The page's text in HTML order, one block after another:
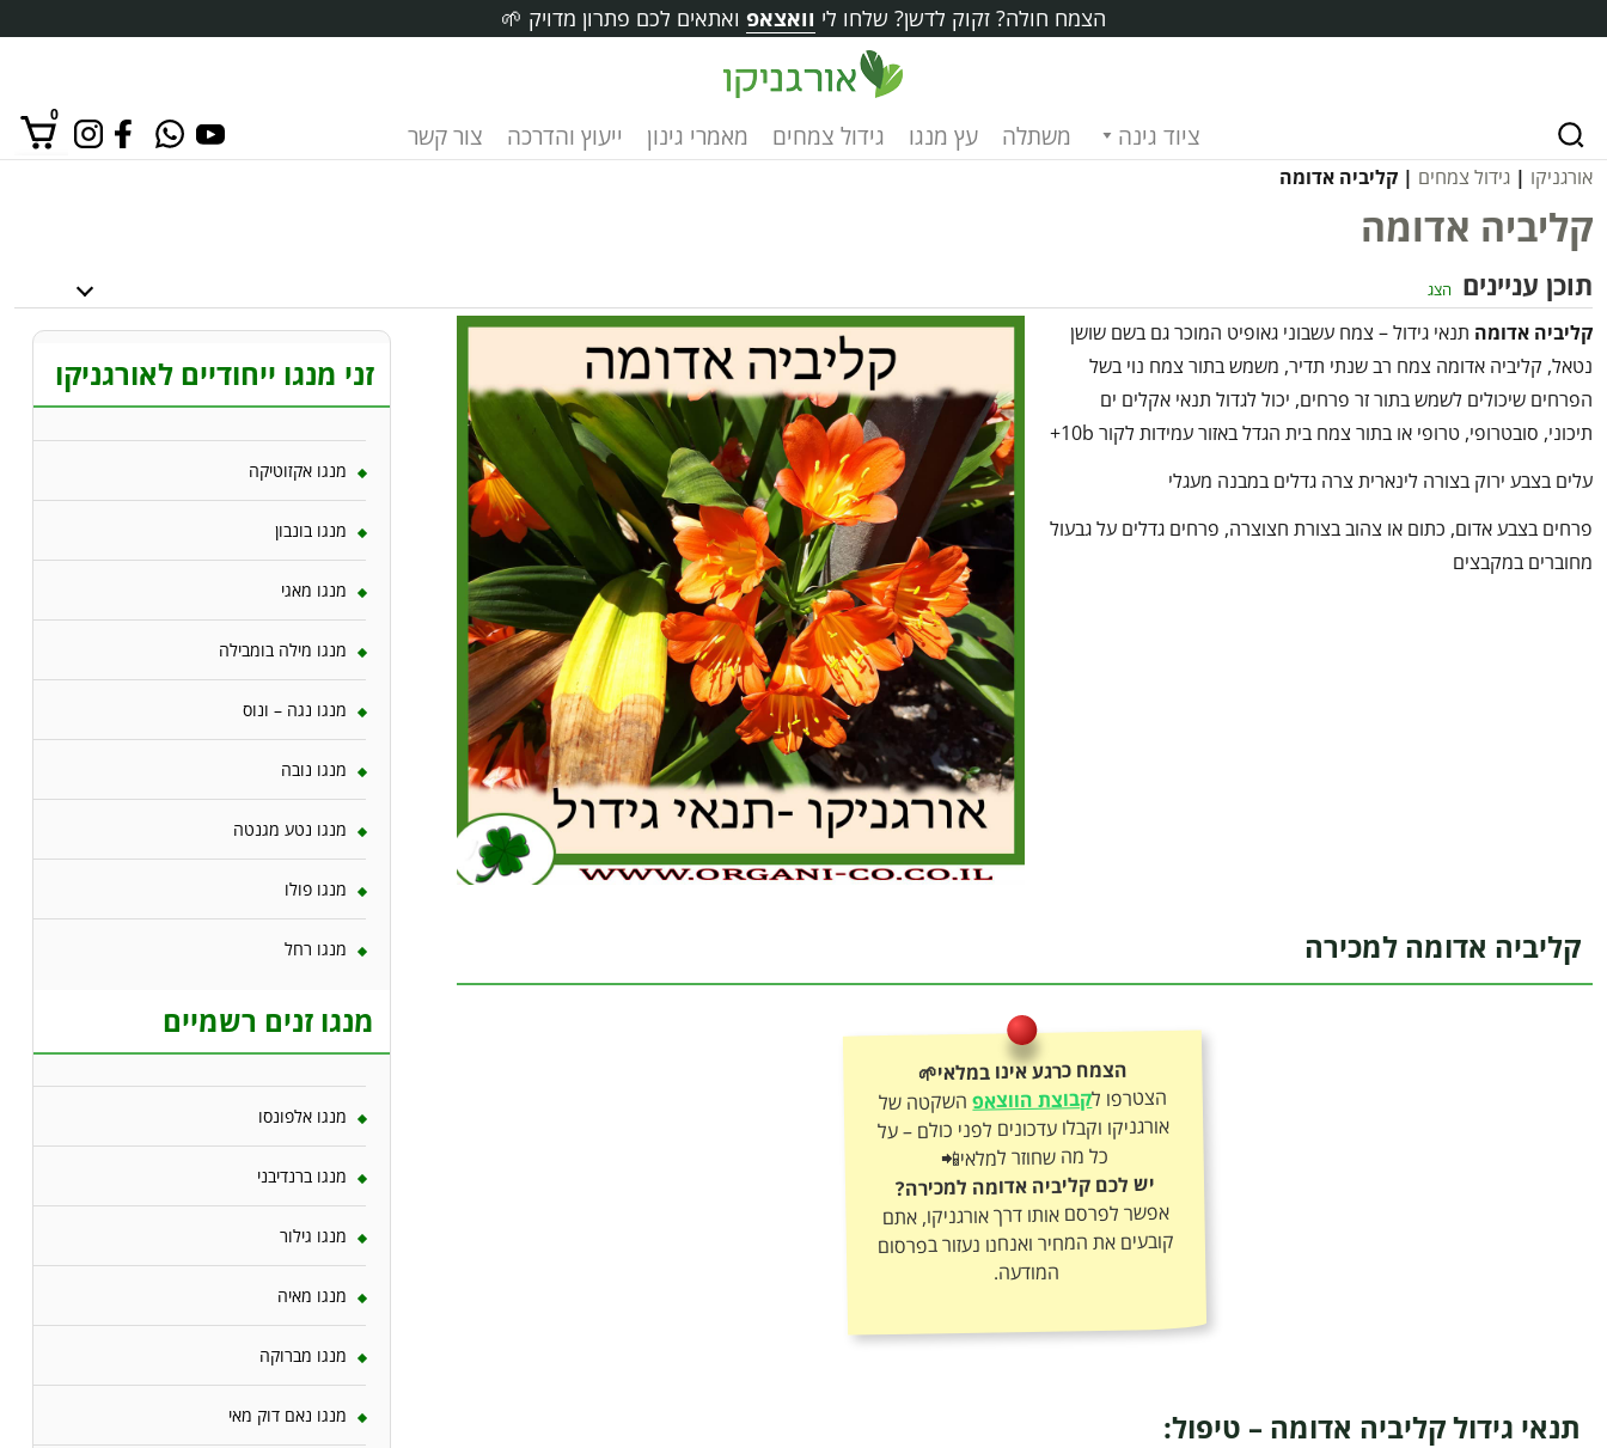
הצמח חולה? זקוק לדשן? שלחו לי וואצאפ ואתאים לכם פתרון מדויק 🌱
ציוד גינה משתלה עץ מנגו גידול צמחים מאמרי גינון ייעוץ והדרכה צור קשר
0
אורגניקו | גידול צמחים | קליביה אדומה
קליביה אדומה
תוכן עניינים הצג
קליביה אדומה תנאי גידול – צמח עשבוני גאופיט המוכר גם בשם שושן
נטאל, קליביה אדומה צמח רב שנתי תדיר, משמש בתור צמח נוי בשל
הפרחים שיכולים לשמש בתור זר פרחים, יכול לגדול תנאי אקלים ים
תיכוני, סובטרופי, טרופי או בתור צמח בית הגדל באזור עמידות לקור 10b+
עלים בצבע ירוק בצורה לינארית צרה גדלים במבנה מעגלי
פרחים בצבע אדום, כתום או צהוב בצורת חצוצרה, פרחים גדלים על גבעול
מחוברים במקבצים
קליביה אדומה למכירה
הצמח כרגע אינו במלאי🌱
הצטרפו לקבוצת הווצאפהשקטה של
אורגניקו וקבלו עדכונים לפני כולם – על
כל מה שחוזר למלאי📲
יש לכם קליביה אדומה למכירה?
אפשר לפרסם אותו דרך אורגניקו, אתם
קובעים את המחיר ואנחנו נעזור בפרסום
המודעה.
תנאי גידול קליביה אדומה – טיפול:
זני מנגו ייחודיים לאורגניקו
מנגו אקזוטיקה
מנגו בונבון
מנגו מאגי
מנגו מילה בומבילה
מנגו נגה – ונוס
מנגו נובה
מנגו נטע מגנטה
מנגו פולו
מנגו רחל
מנגו זנים רשמיים
מנגו אלפונסו
מנגו ברנדיבני
מנגו גילור
מנגו מאיה
מנגו מברוקה
מנגו נאם דוק מאי